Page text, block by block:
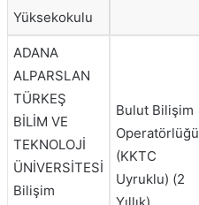
Yüksekokulu
ADANA
ALPARSLAN
TÜRKEŞ
BİLİM VE
TEKNOLOJİ
ÜNİVERSİTESİ
Bilişim
Bulut Bilişim
Operatörlüğü
(KKTC
Uyruklu) (2